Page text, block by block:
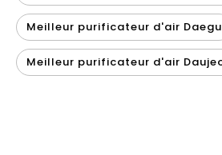
Meilleur purificateur d'air Daegu
Meilleur purificateur d'air